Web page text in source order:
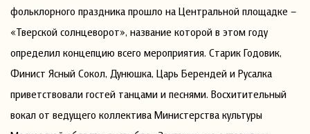
фольклорного праздника прошло на Центральной площадке –
«Тверской солнцеворот», название которой в этом году
определил концепцию всего мероприятия. Старик Годовик,
Финист Ясный Сокол, Дунюшка, Царь Берендей и Русалка
приветствовали гостей танцами и песнями. Восхитительный
вокал от ведущего коллектива Министерства культуры